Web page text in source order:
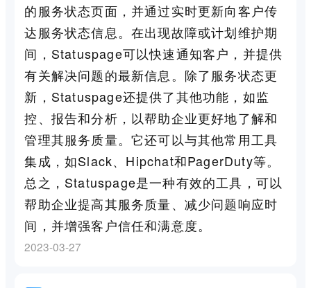
的服务状态页面，并通过实时更新向客户传
达服务状态信息。在出现故障或计划维护期
间，Statuspage可以快速通知客户，并提供
有关解决问题的最新信息。除了服务状态更
新，Statuspage还提供了其他功能，如监
控、报告和分析，以帮助企业更好地了解和
管理其服务质量。它还可以与其他常用工具
集成，如Slack、Hipchat和PagerDuty等。
总之，Statuspage是一种有效的工具，可以
帮助企业提高其服务质量、减少问题响应时
间，并增强客户信任和满意度。
2023-03-27